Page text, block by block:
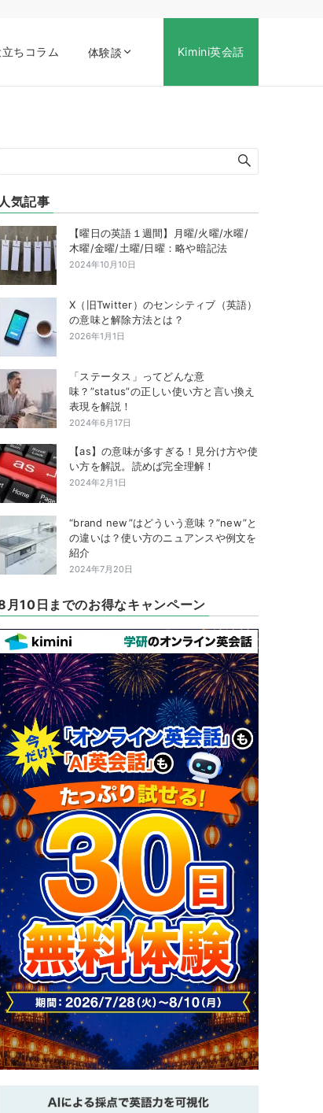
ちコラム 体験談 Kimini英会話
人気記事
【曜日の英語１週間】月曜/火曜/水曜/
木曜/金曜/土曜/日曜：略や暗記法
2024年10月10日
X（旧Twitter）のセンシティブ（英語）
の意味と解除方法とは？
2026年1月1日
「ステータス」ってどんな意
味？”status”の正しい使い方と言い換え
表現を解説！
2024年6月17日
【as】の意味が多すぎる！見分け方や使
い方を解説。読めば完全理解！
2024年2月1日
“brand new”はどういう意味？”new”と
の違いは？使い方のニュアンスや例文を
紹介
2024年7月20日
月10日までのお得なキャンペーン